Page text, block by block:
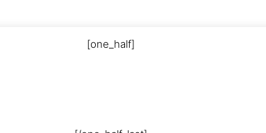
[one_half]